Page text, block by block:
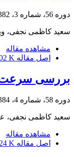
دوره 56، شماره 3، 1382
سعید کاظمی نجفی،
مشاهده مقاله
اصل مقاله K
بررسی سرعت
دوره 58، شماره 4، 1384
سعید کاظمی نجفی،
مشاهده مقاله
اصل مقاله K